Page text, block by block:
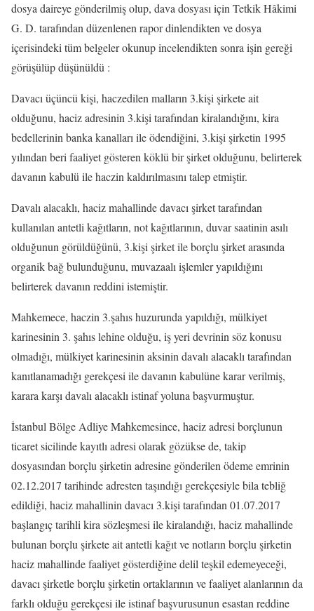
dosya daireye gönderilmiş olup, dava dosyası için Tetkik Hâkimi
G. D. tarafından düzenlenen rapor dinlendikten ve dosya
içerisindeki tüm belgeler okunup incelendikten sonra işin gereği
görüşülüp düşünüldü :
Davacı üçüncü kişi, haczedilen malların 3.kişi şirkete ait
olduğunu, haciz adresinin 3.kişi tarafından kiralandığını, kira
bedellerinin banka kanalları ile ödendiğini, 3.kişi şirketin 1995
yılından beri faaliyet gösteren köklü bir şirket olduğunu, belirterek
davanın kabulü ile haczin kaldırılmasını talep etmiştir.
Davalı alacaklı, haciz mahallinde davacı şirket tarafından
kullanılan antetli kağıtların, not kağıtlarının, duvar saatinin asılı
olduğunun görüldüğünü, 3.kişi şirket ile borçlu şirket arasında
organik bağ bulunduğunu, muvazaalı işlemler yapıldığını
belirterek davanın reddini istemiştir.
Mahkemece, haczin 3.şahıs huzurunda yapıldığı, mülkiyet
karinesinin 3. şahıs lehine olduğu, iş yeri devrinin söz konusu
olmadığı, mülkiyet karinesinin aksinin davalı alacaklı tarafından
kanıtlanamadığı gerekçesi ile davanın kabulüne karar verilmiş,
karara karşı davalı alacaklı istinaf yoluna başvurmuştur.
İstanbul Bölge Adliye Mahkemesince, haciz adresi borçlunun
ticaret sicilinde kayıtlı adresi olarak gözükse de, takip
dosyasından borçlu şirketin adresine gönderilen ödeme emrinin
02.12.2017 tarihinde adresten taşındığı gerekçesiyle bila tebliğ
edildiği, haciz mahallinin davacı 3.kişi tarafından 01.07.2017
başlangıç tarihli kira sözleşmesi ile kiralandığı, haciz mahallinde
bulunan borçlu şirkete ait antetli kağıt ve notların borçlu şirketin
haciz mahallinde faaliyet gösterdiğine delil teşkil edemeyeceği,
davacı şirketle borçlu şirketin ortaklarının ve faaliyet alanlarının da
farklı olduğu gerekçesi ile istinaf başvurusunun esastan reddine